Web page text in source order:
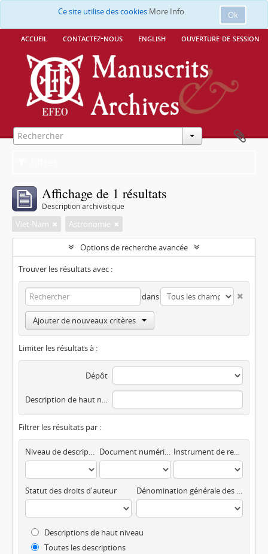
Ok
Ce site utilise des cookies More Info.
accueil contactez-nous english ouverture de session
Affichage de 1 résultats
Description archivistique
Viet-Nam Astronomie
Options de recherche avancée
Trouver les résultats avec :
dans
Ajouter de nouveaux critères
Limiter les résultats à :
Dépôt
Description de haut niveau
Filtrer les résultats par :
Niveau de description Document numérisé disponible Instrument de recherche
Statut des droits d'auteur Dénomination générale des documents
Descriptions de haut niveau
Toutes les descriptions